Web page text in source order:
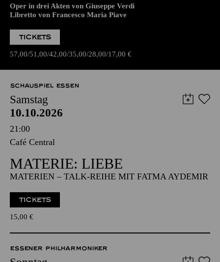
WIEDERAUFNAHME
RIGO­LETTO
Oper in drei Akten von Giuseppe Verdi
Libretto von Francesco Maria Piave
57,00 51,00 42,00 35,00
SCHAUSPIEL ESSEN
Samstag
10.10.2026
21:00
Café Central
MATERIE: LIEBE
MATERIEN – TALK-REIHE MIT FATMA AYDEMIR
15,00€